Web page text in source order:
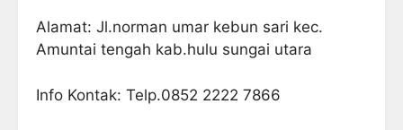
Alamat: Jl.norman umar kebun sari kec.
Amuntai tengah kab.hulu sungai utara
Info Kontak: Telp.0852 2222 7866